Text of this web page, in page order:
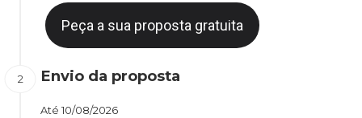
Peça a sua proposta gratuita
Envio da proposta
Até 10/08/2026